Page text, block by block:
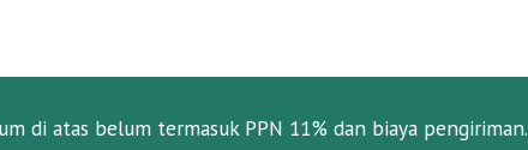
di atas belum termasuk PPN 11% dan biaya pengiriman.